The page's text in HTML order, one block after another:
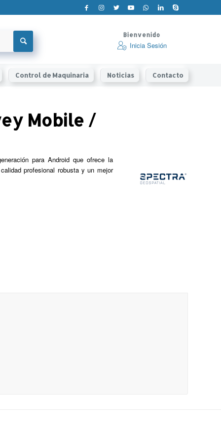
Control de Maquinaria Noticias Contacto
Bienvenido
Inicia Sesión
Mobile /
para Android que ofrece la
profesional robusta y un mejor